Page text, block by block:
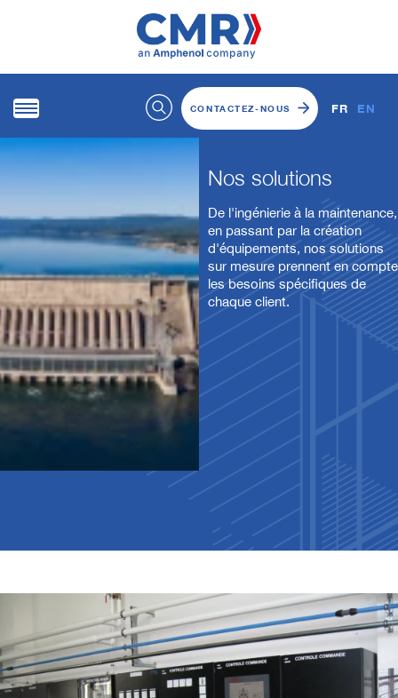
CONTACTEZ-NOUS FR EN
Nos solutions
De l'ingénierie à la maintenance,
en passant par la création
d'équipements, nos solutions
sur mesure prennent en compte
les besoins spécifiques de
chaque client.